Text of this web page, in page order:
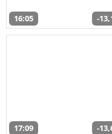
16:05 -
17:09 -